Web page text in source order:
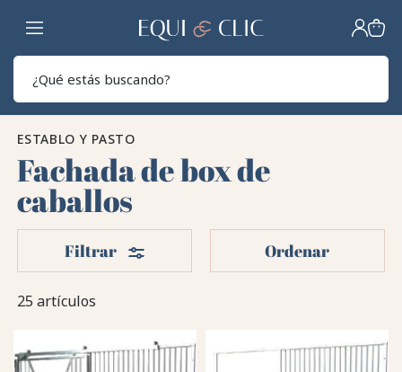
Hogar
ESTABLO Y PASTO
Fachada de box de
caballos
25 artículos
Filtrar Filtros Ordenar